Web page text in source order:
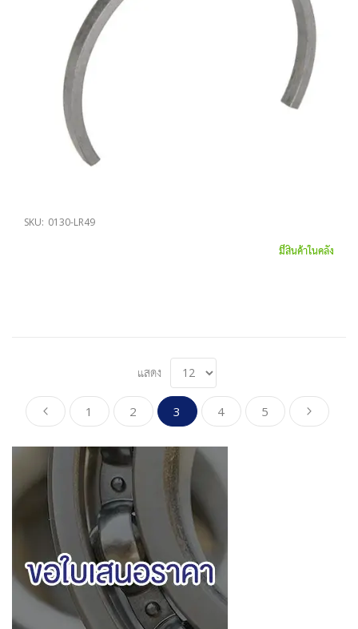
SKU: 0130-LR49
มีสินค้าในคลัง
แสดง
Page Page
ก่อนหน้า
Page
1
Page
2
You're currently reading page
3
Page
4
Page
5
Page
ดำเนิ